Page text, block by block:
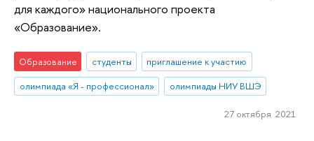
для каждого» национального проекта
«Образование».
Образование студенты
приглашение к участию
олимпиада «Я - профессионал»
олимпиады НИУ ВШЭ
27 октября 2021